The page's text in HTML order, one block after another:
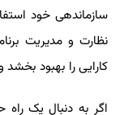
سازماندهی خود
نظارت و مدیریت
کارایی را بهبود
اگر به دنبال یک